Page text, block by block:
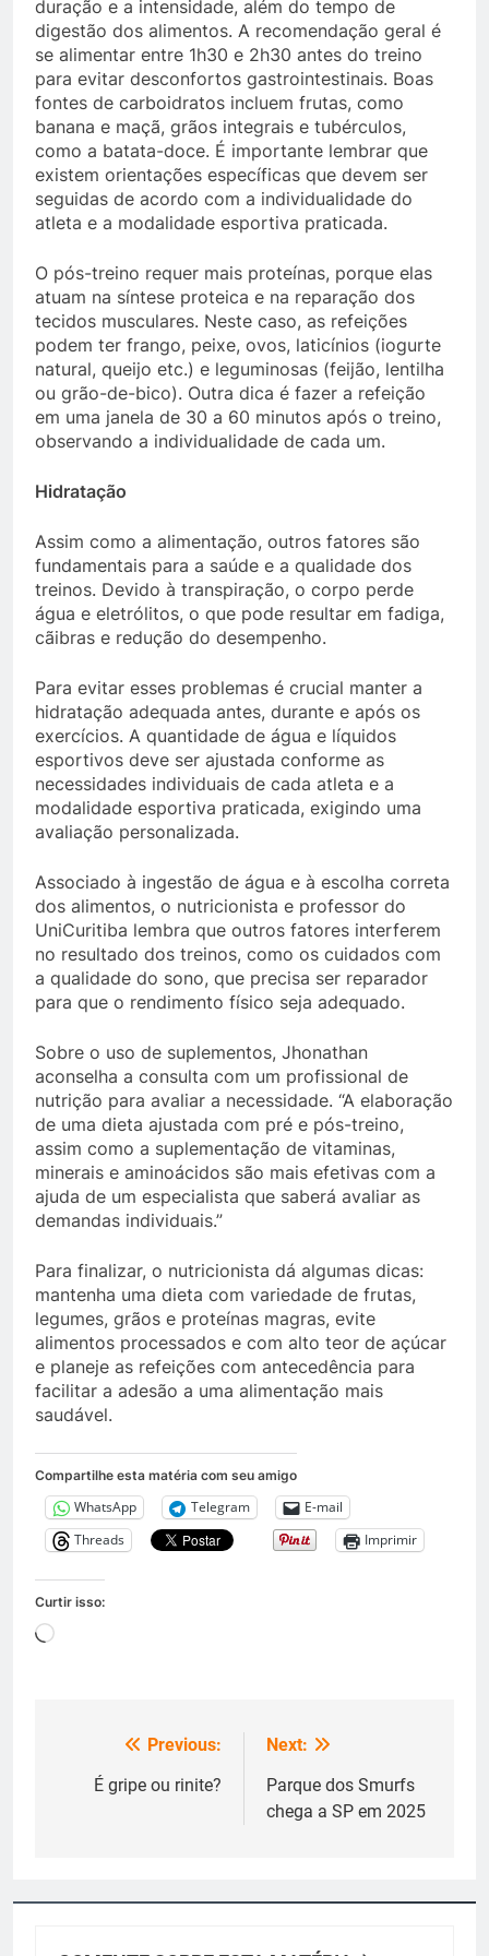
duração e a intensidade, além do tempo de
digestão dos alimentos. A recomendação geral é
se alimentar entre 1h30 e 2h30 antes do treino
para evitar desconfortos gastrointestinais. Boas
fontes de carboidratos incluem frutas, como
banana e maçã, grãos integrais e tubérculos,
como a batata-doce. É importante lembrar que
existem orientações específicas que devem ser
seguidas de acordo com a individualidade do
atleta e a modalidade esportiva praticada.
O pós-treino requer mais proteínas, porque elas
atuam na síntese proteica e na reparação dos
tecidos musculares. Neste caso, as refeições
podem ter frango, peixe, ovos, laticínios (iogurte
natural, queijo etc.) e leguminosas (feijão, lentilha
ou grão-de-bico). Outra dica é fazer a refeição
em uma janela de 30 a 60 minutos após o treino,
observando a individualidade de cada um.
Hidratação
Assim como a alimentação, outros fatores são
fundamentais para a saúde e a qualidade dos
treinos. Devido à transpiração, o corpo perde
água e eletrólitos, o que pode resultar em fadiga,
cãibras e redução do desempenho.
Para evitar esses problemas é crucial manter a
hidratação adequada antes, durante e após os
exercícios. A quantidade de água e líquidos
esportivos deve ser ajustada conforme as
necessidades individuais de cada atleta e a
modalidade esportiva praticada, exigindo uma
avaliação personalizada.
Associado à ingestão de água e à escolha correta
dos alimentos, o nutricionista e professor do
UniCuritiba lembra que outros fatores interferem
no resultado dos treinos, como os cuidados com
a qualidade do sono, que precisa ser reparador
para que o rendimento físico seja adequado.
Sobre o uso de suplementos, Jhonathan
aconselha a consulta com um profissional de
nutrição para avaliar a necessidade. “A elaboração
de uma dieta ajustada com pré e pós-treino,
assim como a suplementação de vitaminas,
minerais e aminoácidos são mais efetivas com a
ajuda de um especialista que saberá avaliar as
demandas individuais.”
Para finalizar, o nutricionista dá algumas dicas:
mantenha uma dieta com variedade de frutas,
legumes, grãos e proteínas magras, evite
alimentos processados e com alto teor de açúcar
e planeje as refeições com antecedência para
facilitar a adesão a uma alimentação mais
saudável.
Compartilhe esta matéria com seu amigo
WhatsApp Telegram
E-mail
Threads
Imprimir
Curtir isso:
Carregando...
Navegação
Previous:
É gripe ou rinite?
Next:
Parque dos Smurfs
chega a SP em 2025